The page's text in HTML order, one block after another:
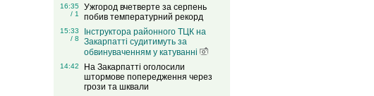
16:35
/ 1
Ужгород вчетверте за серпень
побив температурний рекорд
15:33
/ 8
Інструктора районного ТЦК на
Закарпатті судитимуть за
обвинуваченням у катуванні
14:42
На Закарпатті оголосили
штормове попередження через
грози та шквали